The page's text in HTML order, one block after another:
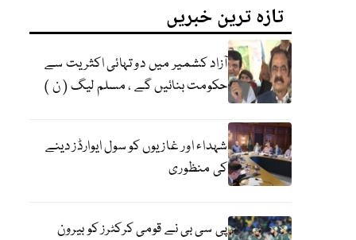
تازہ ترین خبریں
آزاد کشمیر میں دو تہائی اکثریت سے
حکومت بنائیں گے ، مسلم لیگ ( ن )
شہداء اور غازیوں کو سول ایوارڈز دینے
کی منظوری
پی سی بی نے قومی کرکٹرز کو بیرون